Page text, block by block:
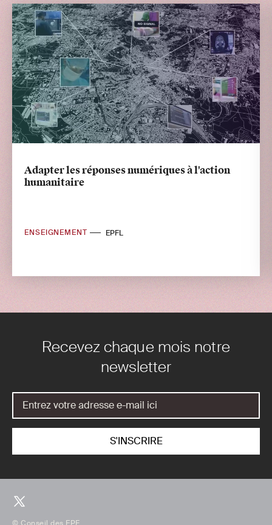
Adapter les réponses numériques à l'action
humanitaire
ENSEIGNEMENT EPFL
Recevez chaque mois notre
newsletter